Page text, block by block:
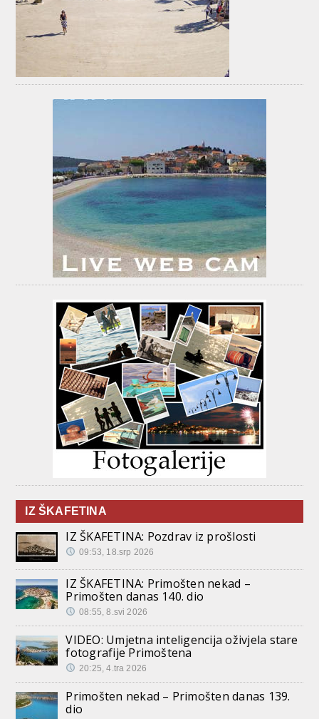
IZ ŠKAFETINA
IZ ŠKAFETINA: Pozdrav iz prošlosti
09:53, 18.srp 2026
IZ ŠKAFETINA: Primošten nekad –
Primošten danas 140. dio
08:55, 8.svi 2026
VIDEO: Umjetna inteligencija oživjela stare
fotografije Primoštena
20:25, 4.tra 2026
Primošten nekad – Primošten danas 139.
dio